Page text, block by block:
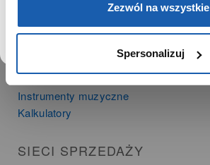
Zezwól na wszystkie
Spersonalizuj
Zegarki
Instrumenty muzyczne
Kalkulatory
SIECI SPRZEDAŻY